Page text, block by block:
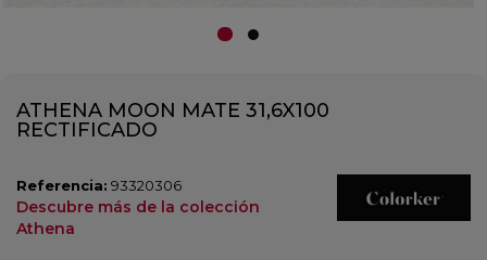
ATHENA MOON MATE 31,6X100
RECTIFICADO
Referencia: 93320306
Descubre más de la colección
Athena